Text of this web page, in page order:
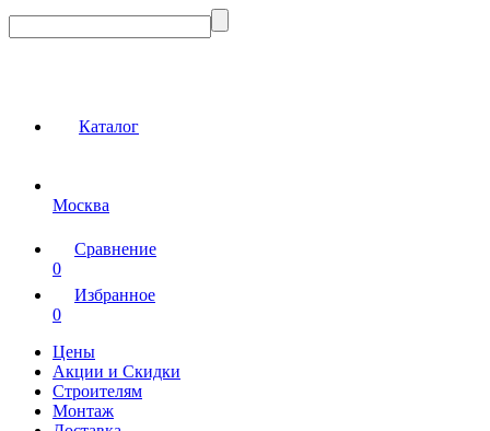
Каталог
Москва
Сравнение
0
Избранное
0
Цены
Акции и Скидки
Строителям
Монтаж